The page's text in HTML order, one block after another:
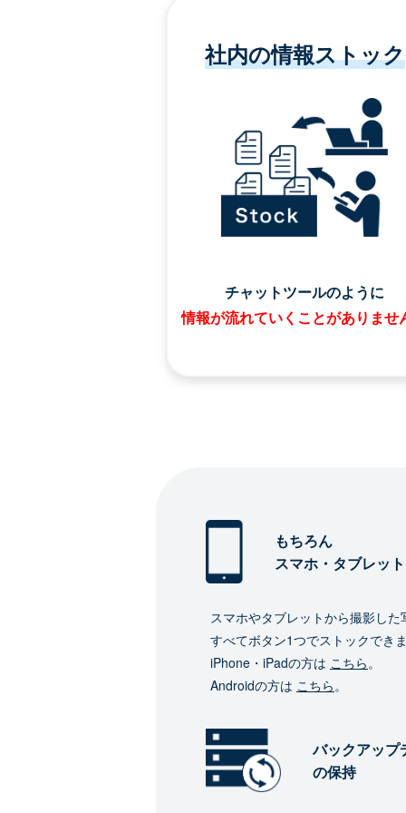
社内の情報ストック
チャットツールのように
情報が流れていくことがありませ
もちろん
スマホ・タブレッ
スマホやタブレットから撮影した
すべてボタン1つでストックでき
iPhone・iPadの方は こちら。
Androidの方は こちら。
バックアップ
の保持